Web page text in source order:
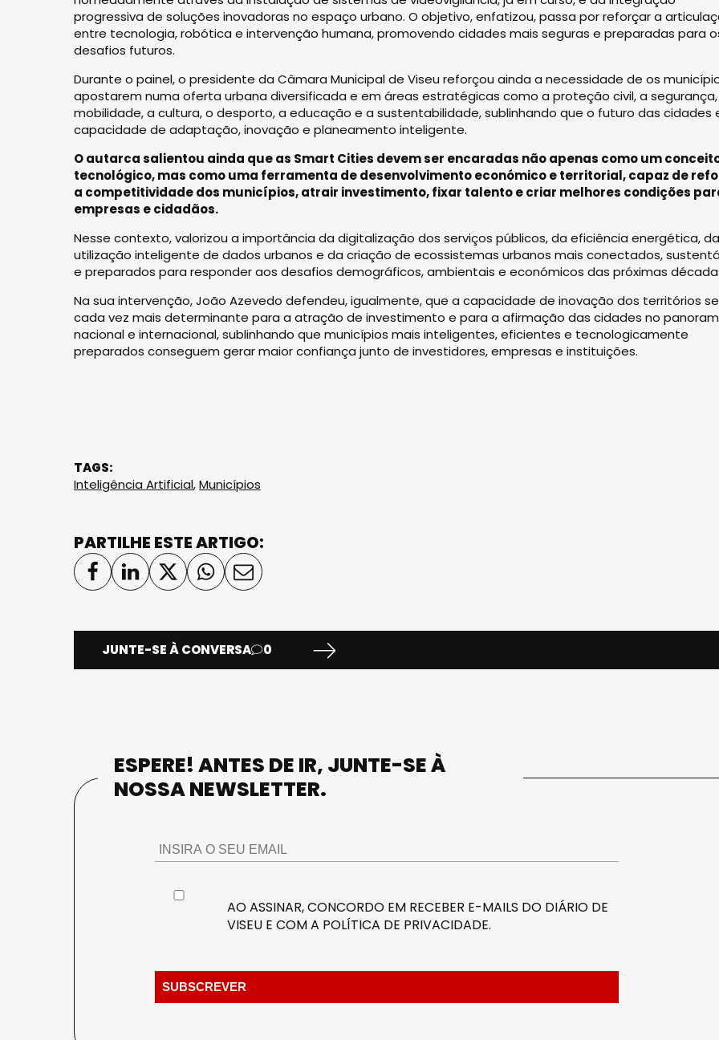
progressiva de soluções inovadoras no espaço urbano. O objetivo, enfatizou, passa por reforçar a
entre tecnologia, robótica e intervenção humana, promovendo cidades mais seguras e preparadas para
desafios futuros.
Durante o painel, o presidente da Câmara Municipal de Viseu reforçou ainda a necessidade de os
apostarem numa oferta urbana diversificada e em áreas estratégicas como a proteção civil, a
mobilidade, a cultura, o desporto, a educação e a sustentabilidade, sublinhando que o futuro das cidades
capacidade de adaptação, inovação e planeamento inteligente.
O autarca salientou ainda que as Smart Cities devem ser encaradas não apenas como um
tecnológico, mas como uma ferramenta de desenvolvimento económico e territorial, capaz de
a competitividade dos municípios, atrair investimento, fixar talento e criar melhores condições
empresas e cidadãos.
Nesse contexto, valorizou a importância da digitalização dos serviços públicos, da eficiência energética, da
utilização inteligente de dados urbanos e da criação de ecossistemas urbanos mais conectados,
e preparados para responder aos desafios demográficos, ambientais e económicos das próximas
Na sua intervenção, João Azevedo defendeu, igualmente, que a capacidade de inovação dos territórios
cada vez mais determinante para a atração de investimento e para a afirmação das cidades no
nacional e internacional, sublinhando que municípios mais inteligentes, eficientes e tecnologicamente
preparados conseguem gerar maior confiança junto de investidores, empresas e instituições.
TAGS:
Inteligência Artificial,Municípios
PARTILHE ESTE ARTIGO:
JUNTE-SE À CONVERSA 0
ESPERE! ANTES DE IR, JUNTE-SE À
NOSSA NEWSLETTER.
AO ASSINAR, CONCORDO EM RECEBER E-MAILS DO DIÁRIO DE
VISEU E COM A POLÍTICA DE PRIVACIDADE.